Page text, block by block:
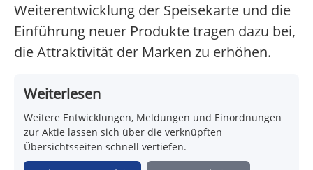
Weiterentwicklung der Speisekarte und die
Einführung neuer Produkte tragen dazu bei,
die Attraktivität der Marken zu erhöhen.
Weiterlesen
Weitere Entwicklungen, Meldungen und Einordnungen
zur Aktie lassen sich über die verknüpften
Übersichtsseiten schnell vertiefen.